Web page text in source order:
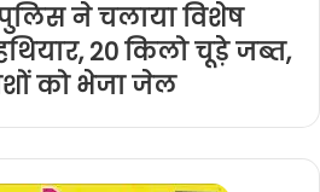
ने चलाया विशेष
20 किलो चूड़े जब्त,
को भेजा जेल